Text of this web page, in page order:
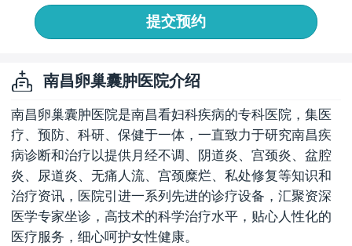
提交预约
南昌卵巢囊肿医院介绍
南昌卵巢囊肿医院是南昌看妇科疾病的专科医院，集医
疗、预防、科研、保健于一体，一直致力于研究南昌疾
病诊断和治疗以提供月经不调、阴道炎、宫颈炎、盆腔
炎、尿道炎、无痛人流、宫颈糜烂、私处修复等知识和
治疗资讯，医院引进一系列先进的诊疗设备，汇聚资深
医学专家坐诊，高技术的科学治疗水平，贴心人性化的
医疗服务，细心呵护女性健康。